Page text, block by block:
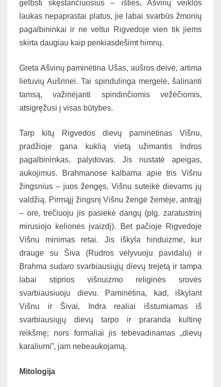
gelbsti skęstančiuosius – išties, Ašvinų veiklos
laukas nepaprastai platus, jie labai svarbūs žmonių
pagalbininkai ir ne veltui Rigvedoje vien tik jiems
skirta daugiau kaip penkiasdešimt himnų.
Greta Ašvinų paminėtina Ušas, aušros deivė, artima
lietuvių Aušrinei. Tai spindulinga mergelė, šalinanti
tamsą, važinėjanti spindinčiomis vežėčiomis,
atsigręžusi į visas būtybes.
Tarp kitų Rigvedos dievų paminėtinas Višnu,
pradžioje gana kuklią vietą užimantis Indros
pagalbininkas, palydovas. Jis nustatė apeigas,
aukojimus. Brahmanose kalbama apie tris Višnu
žingsnius – juos žengęs, Višnu suteikė dievams jų
valdžią. Pirmąjį žingsnį Višnu žengė žemėje, antrąjį
– ore, trečiuoju jis pasiekė dangų (plg. zaratustrinį
mirusiojo kelionės įvaizdį). Bet pačioje Rigvedoje
Višnu minimas retai. Jis iškyla hinduizme, kur
drauge su Šiva (Rudros vėlyvuoju pavidalu) ir
Brahma sudaro svarbiausiųjų dievų trejetą ir tampa
labai stiprios višnuizmo religinės srovės
svarbiausiuoju dievu. Paminėtina, kad, iškylant
Višnu ir Šivai, Indra realiai išstumiamas iš
svarbiausiųjų dievų tarpo ir praranda kultinę
reikšmę; nors formaliai jis tebevadinamas „dievų
karaliumi”, jam nebeaukojamą.
Mitologija